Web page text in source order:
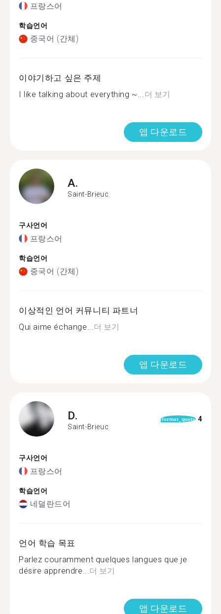
프랑스어
학습언어
중국어 (간체)
이야기하고 싶은 주제
I like talking about everything ~...더 보기
앱 다운로드
A.
Saint-Brieuc
구사언어
프랑스어
학습언어
중국어 (간체)
이상적인 언어 커뮤니티 파트너
Qui aime échange...더 보기
앱 다운로드
D.
Saint-Brieuc
format_quote 4
구사언어
프랑스어
학습언어
네덜란드어
언어 학습 목표
Parlez couramment quelques langues que je
désire apprendre...더 보기
앱 다운로드